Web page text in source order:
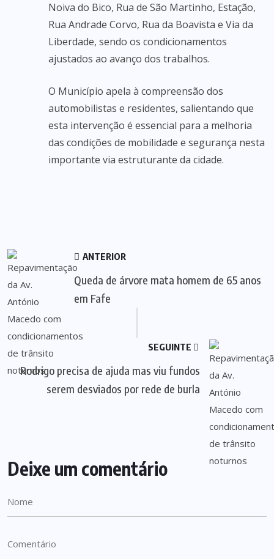
Noiva do Bico, Rua de São Martinho, Estação,
Rua Andrade Corvo, Rua da Boavista e Via da
Liberdade, sendo os condicionamentos
ajustados ao avanço dos trabalhos.
O Município apela à compreensão dos
automobilistas e residentes, salientando que
esta intervenção é essencial para a melhoria
das condições de mobilidade e segurança nesta
importante via estruturante da cidade.
ANTERIOR
Queda de árvore mata homem de 65 anos
em Fafe
SEGUINTE
Rodrigo precisa de ajuda mas viu fundos
serem desviados por rede de burla
Deixe um comentário